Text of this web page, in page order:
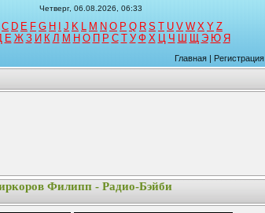
Четверг, 06.08.2026, 06:33
C D E F G H J K L M N O P Q R S T U V W X Y Z
Е Ж З И К Л М Н О П Р С Т У Ф Х Ц Ч Ш Щ Э Ю Я
Главная | Регистрация
Филипп - Радио-Бэйби